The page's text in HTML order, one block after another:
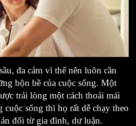
đa cảm vì thế nên luôn cần
bộn bề của cuộc sống. Một
trải lòng một cách thoải mái
cuộc sống thì họ rất dễ chạy theo
đối từ gia đình, dư luận.